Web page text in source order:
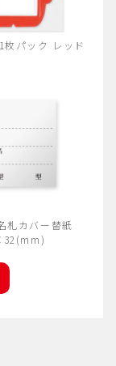
枚パック レッド
札カバー替紙